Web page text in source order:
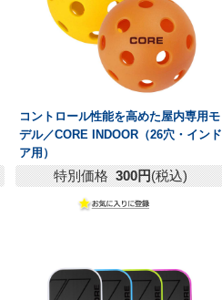
コントロール性能を高めた屋内専用モ
デル／CORE INDOOR（26穴・インド
ア用）
特別価格 300円(税込)